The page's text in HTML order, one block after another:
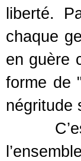
liberté.
chaque
en guère
forme de
négritude
C’est